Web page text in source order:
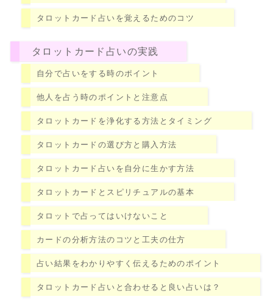
タロットカード占いを覚えるためのコツ
タロットカード占いの実践
自分で占いをする時のポイント
他人を占う時のポイントと注意点
タロットカードを浄化する方法とタイミング
タロットカードの選び方と購入方法
タロットカード占いを自分に生かす方法
タロットカードとスピリチュアルの基本
タロットで占ってはいけないこと
カードの分析方法のコツと工夫の仕方
占い結果をわかりやすく伝えるためのポイント
タロットカード占いと合わせると良い占いは？